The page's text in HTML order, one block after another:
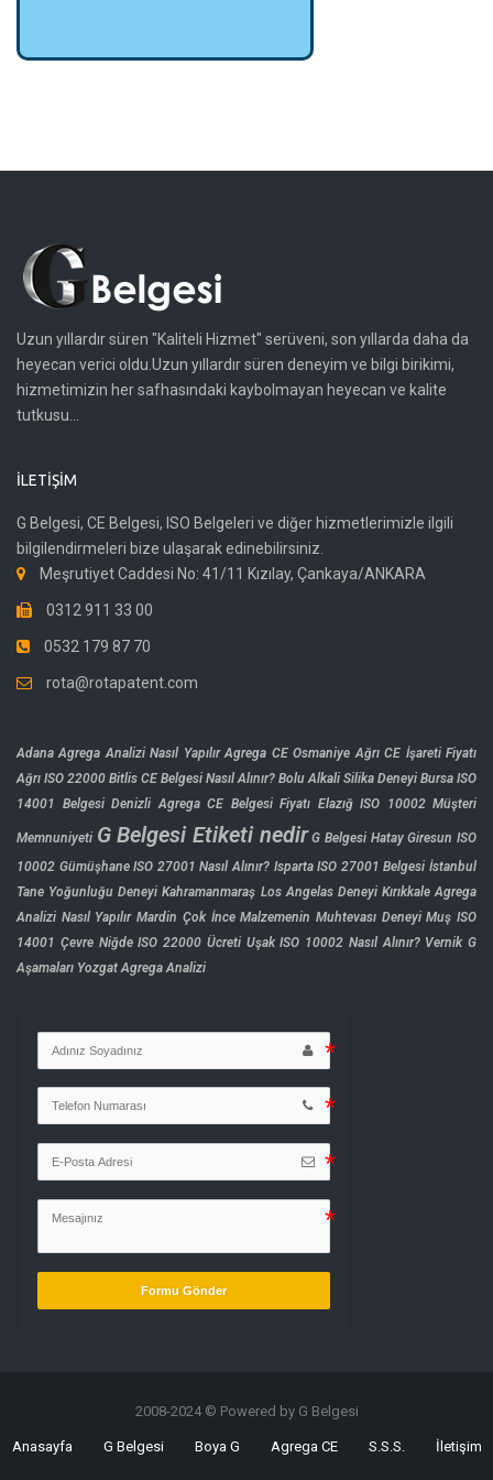
Uzun yıllardır süren "Kaliteli Hizmet" serüveni, son yıllarda daha da
heyecan verici oldu.Uzun yıllardır süren deneyim ve bilgi birikimi,
hizmetimizin her safhasındaki kaybolmayan heyecan ve kalite
tutkusu...
İLETIŞIM
G Belgesi, CE Belgesi, ISO Belgeleri ve diğer hizmetlerimizle ilgili
bilgilendirmeleri bize ulaşarak edinebilirsiniz.
Meşrutiyet Caddesi No: 41/11 Kızılay, Çankaya/ANKARA
0312 911 33 00
0532 179 87 70
rota@rotapatent.com
Adana Agrega Analizi Nasıl Yapılır Agrega CE Osmaniye Ağrı CE İşareti Fiyatı
Ağrı ISO 22000 Bitlis CE Belgesi Nasıl Alınır? Bolu Alkali Silika Deneyi Bursa ISO
14001 Belgesi Denizli Agrega CE Belgesi Fiyatı Elazığ ISO 10002 Müşteri
Memnuniyeti G Belgesi Etiketi nedir G Belgesi Hatay Giresun ISO
10002 Gümüşhane ISO 27001 Nasıl Alınır? Isparta ISO 27001 Belgesi İstanbul
Tane Yoğunluğu Deneyi Kahramanmaraş Los Angelas Deneyi Kırıkkale Agrega
Analizi Nasıl Yapılır Mardin Çok İnce Malzemenin Muhtevası Deneyi Muş ISO
14001 Çevre Niğde ISO 22000 Ücreti Uşak ISO 10002 Nasıl Alınır? Vernik G
Aşamaları Yozgat Agrega Analizi
Formu Gönder
2008-2024 © Powered by G Belgesi
Anasayfa G Belgesi Boya G Agrega CE S.S.S. İletişim